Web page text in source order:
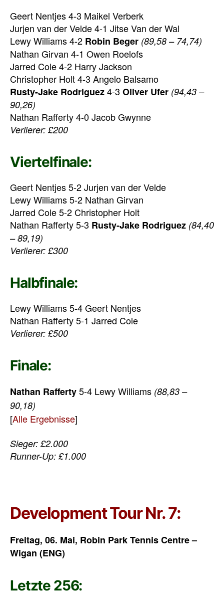
Geert Nentjes 4-3 Maikel Verberk
Jurjen van der Velde 4-1 Jitse Van der Wal
Lewy Williams 4-2 Robin Beger (89,58 – 74,74)
Nathan Girvan 4-1 Owen Roelofs
Jarred Cole 4-2 Harry Jackson
Christopher Holt 4-3 Angelo Balsamo
Rusty-Jake Rodriguez4-3 Oliver Ufer (94,43 –
90,26)
Nathan Rafferty 4-0 Jacob Gwynne
Verlierer: £200
Viertelfinale:
Geert Nentjes 5-2 Jurjen van der Velde
Lewy Williams 5-2 Nathan Girvan
Jarred Cole 5-2 Christopher Holt
Nathan Rafferty 5-3 Rusty-Jake Rodriguez (84,40
– 89,19)
Verlierer: £300
Halbfinale:
Lewy Williams 5-4 Geert Nentjes
Nathan Rafferty 5-1 Jarred Cole
Verlierer: £500
Finale:
Nathan Rafferty5-4 Lewy Williams (88,83 –
90,18)
[Alle Ergebnisse]
Sieger: £2.000
Runner-Up: £1.000
Development Tour Nr. 7:
Freitag, 06. Mai, Robin Park Tennis Centre –
Wigan (ENG)
Letzte 256: